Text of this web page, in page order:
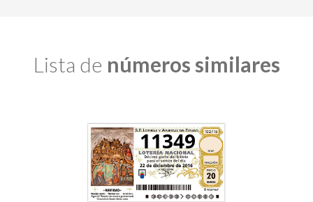
Lista de números similares
11349